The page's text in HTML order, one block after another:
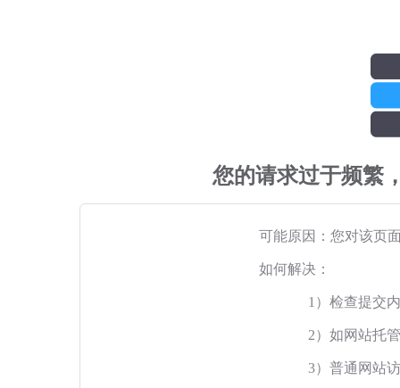
您的请求过于频繁
可能原因：您对该页
如何解决：
1）检查提交
2）如网站托
3）普通网站